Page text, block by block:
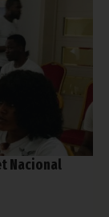
Nacional